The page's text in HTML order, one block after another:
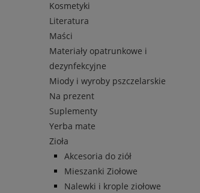
Kosmetyki
Literatura
Maści
Materiały opatrunkowe i
dezynfekcyjne
Miody i wyroby pszczelarskie
Na prezent
Suplementy
Yerba mate
Zioła
Akcesoria do ziół
Mieszanki Ziołowe
Nalewki i krople ziołowe